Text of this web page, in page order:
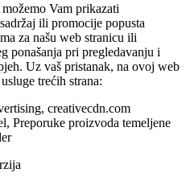
Vam prikazati
ili promocije popusta
za našu web stranicu ili
ponašanja pri pregledavanju i
Uz vaš pristanak, na ovoj web
trećih strana:
creativecdn.com
Preporuke proizvoda temeljene